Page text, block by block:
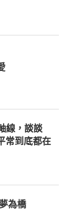
線，談談
常到底都在
為橋